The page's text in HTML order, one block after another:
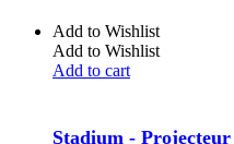
Add to Wishlist
Add to Wishlist
Add to cart
Stadium -